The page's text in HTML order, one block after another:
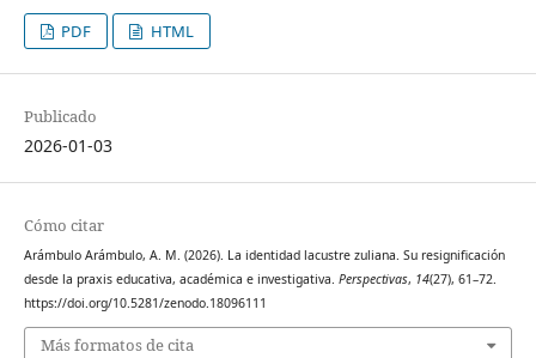
PDF HTML
Publicado
2026-01-03
Cómo citar
Arámbulo Arámbulo, A. M. (2026). La identidad lacustre zuliana. Su resignificación
desde la praxis educativa, académica e investigativa. Perspectivas, 14(27), 61–72.
https://doi.org/10.5281/zenodo.18096111
Más formatos de cita